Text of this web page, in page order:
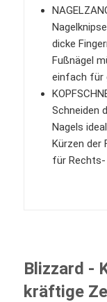
dicke
Fußnägel
einfach für
Schneiden
Nagels
Kürzen der
für Rechts-
Blizzard -
kräftige